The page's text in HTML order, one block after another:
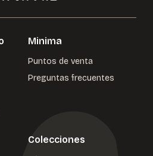
Minima
Puntos de venta
Preguntas frecuentes
Colecciones